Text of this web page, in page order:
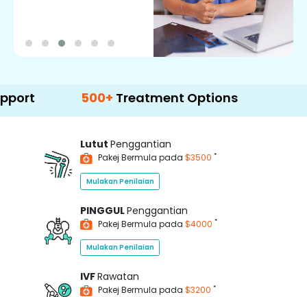
500+ Treatment Options
Lutut Penggantian
Pakej Bermula pada $3500 *
Mulakan Penilaian
PINGGULPenggantian
Pakej Bermula pada $4000 *
Mulakan Penilaian
IVFRawatan
Pakej Bermula pada $3200 *